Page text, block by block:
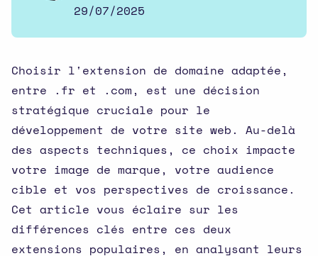
29/07/2025
Choisir l'extension de domaine adaptée,
entre .fr et .com, est une décision
stratégique cruciale pour le
développement de votre site web. Au-delà
des aspects techniques, ce choix impacte
votre image de marque, votre audience
cible et vos perspectives de croissance.
Cet article vous éclaire sur les
différences clés entre ces deux
extensions populaires, en analysant leurs